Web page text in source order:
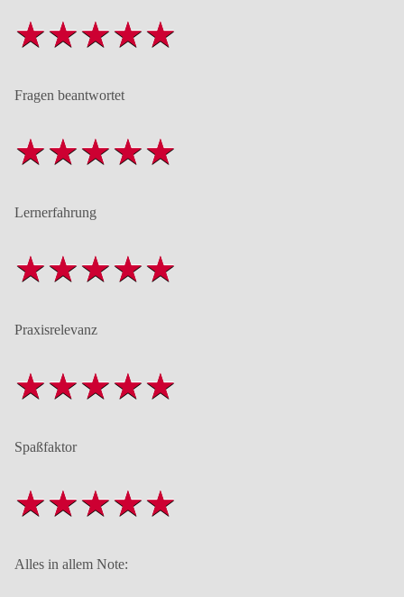
Fragen beantwortet
Lernerfahrung
Praxisrelevanz
Spaßfaktor
Alles in allem Note: